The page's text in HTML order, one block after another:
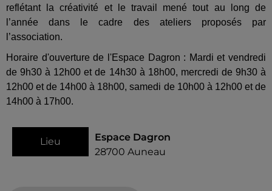
reflétant la créativité et le travail mené tout au long de
l’année dans le cadre des ateliers proposés par
l’association.
Horaire d'ouverture de l'Espace Dagron : Mardi et vendredi
de 9h30 à 12h00 et de 14h30 à 18h00, mercredi de 9h30 à
12h00 et de 14h00 à 18h00, samedi de 10h00 à 12h00 et de
14h00 à 17h00.
Lieu
Espace Dagron
28700 Auneau